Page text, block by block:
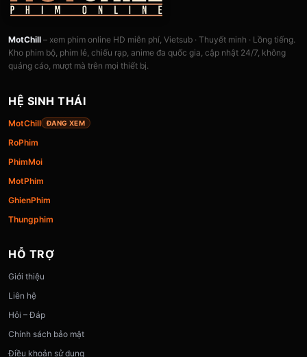
MotChill – xem phim online HD miễn phí, Vietsub · Thuyết minh · Lồng tiếng.
Kho phim bộ, phim lẻ, chiếu rạp, anime đa quốc gia, cập nhật 24/7, không
quảng cáo, mượt mà trên mọi thiết bị.
HỆ SINH THÁI
MotChill ĐANG XEM
RoPhim
PhimMoi
MotPhim
GhienPhim
Thungphim
HỖ TRỢ
Giới thiệu
Liên hệ
Hỏi – Đáp
Chính sách bảo mật
Điều khoản sử dụng